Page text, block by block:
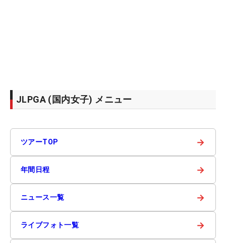
JLPGA (国内女子) メニュー
ツアーTOP →
年間日程 →
ニュース一覧 →
ライブフォト一覧 →